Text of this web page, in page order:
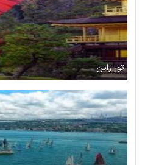
تور ژاپن